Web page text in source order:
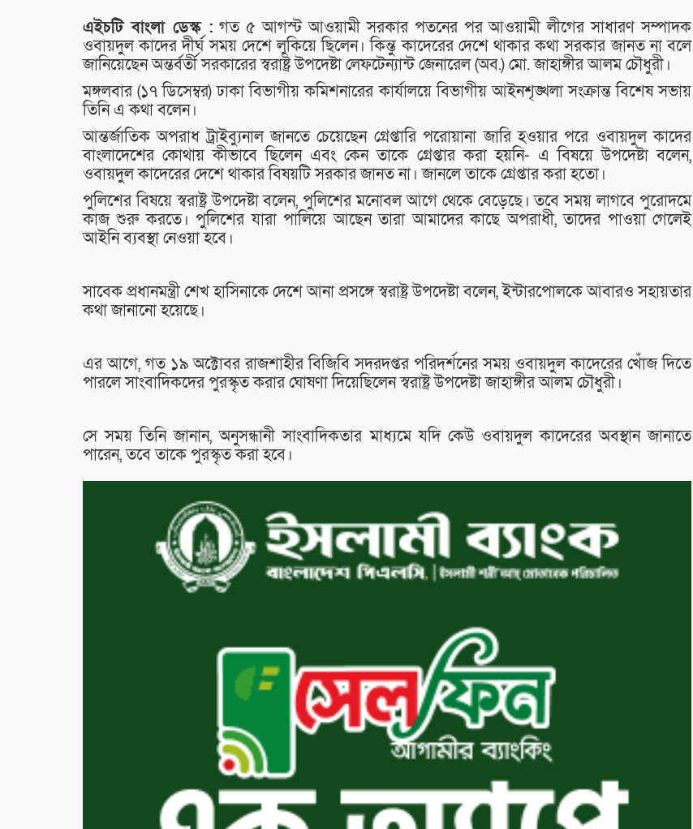
এইচটি বাংলা ডেস্ক : গত ৫ আগস্ট আওয়ামী সরকার পতনের পর আওয়ামী লীগের সাধারণ সম্পাদক
ওবায়দুল কাদের দীর্ঘ সময় দেশে লুকিয়ে ছিলেন। কিন্তু কাদেরের দেশে থাকার কথা সরকার জানত না বলে
জানিয়েছেন অন্তর্বর্তী সরকারের স্বরাষ্ট্র উপদেষ্টা লেফটেন্যান্ট জেনারেল (অব.) মো. জাহাঙ্গীর আলম চৌধুরী।
মঙ্গলবার (১৭ ডিসেম্বর) ঢাকা বিভাগীয় কমিশনারের কার্যালয়ে বিভাগীয় আইনশৃঙ্খলা সংক্রান্ত বিশেষ সভায়
তিনি এ কথা বলেন।
আন্তর্জাতিক অপরাধ ট্রাইব্যুনাল জানতে চেয়েছেন গ্রেপ্তারি পরোয়ানা জারি হওয়ার পরে ওবায়দুল কাদের
বাংলাদেশের কোথায় কীভাবে ছিলেন এবং কেন তাকে গ্রেপ্তার করা হয়নি- এ বিষয়ে উপদেষ্টা বলেন,
ওবায়দুল কাদেরের দেশে থাকার বিষয়টি সরকার জানত না। জানলে তাকে গ্রেপ্তার করা হতো।
পুলিশের বিষয়ে স্বরাষ্ট্র উপদেষ্টা বলেন, পুলিশের মনোবল আগে থেকে বেড়েছে। তবে সময় লাগবে পুরোদমে
কাজ শুরু করতে। পুলিশের যারা পালিয়ে আছেন তারা আমাদের কাছে অপরাধী, তাদের পাওয়া গেলেই
আইনি ব্যবস্থা নেওয়া হবে।
সাবেক প্রধানমন্ত্রী শেখ হাসিনাকে দেশে আনা প্রসঙ্গে স্বরাষ্ট্র উপদেষ্টা বলেন, ইন্টারপোলকে আবারও সহায়তার
কথা জানানো হয়েছে।
এর আগে, গত ১৯ অক্টোবর রাজশাহীর বিজিবি সদরদপ্তর পরিদর্শনের সময় ওবায়দুল কাদেরের খোঁজ দিতে
পারলে সাংবাদিকদের পুরস্কৃত করার ঘোষণা দিয়েছিলেন স্বরাষ্ট্র উপদেষ্টা জাহাঙ্গীর আলম চৌধুরী।
সে সময় তিনি জানান, অনুসন্ধানী সাংবাদিকতার মাধ্যমে যদি কেউ ওবায়দুল কাদেরের অবস্থান জানাতে
পারেন, তবে তাকে পুরস্কৃত করা হবে।